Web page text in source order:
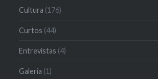
Cultura (176)
Curtos (44)
Entrevistas (4)
Galeria (1)